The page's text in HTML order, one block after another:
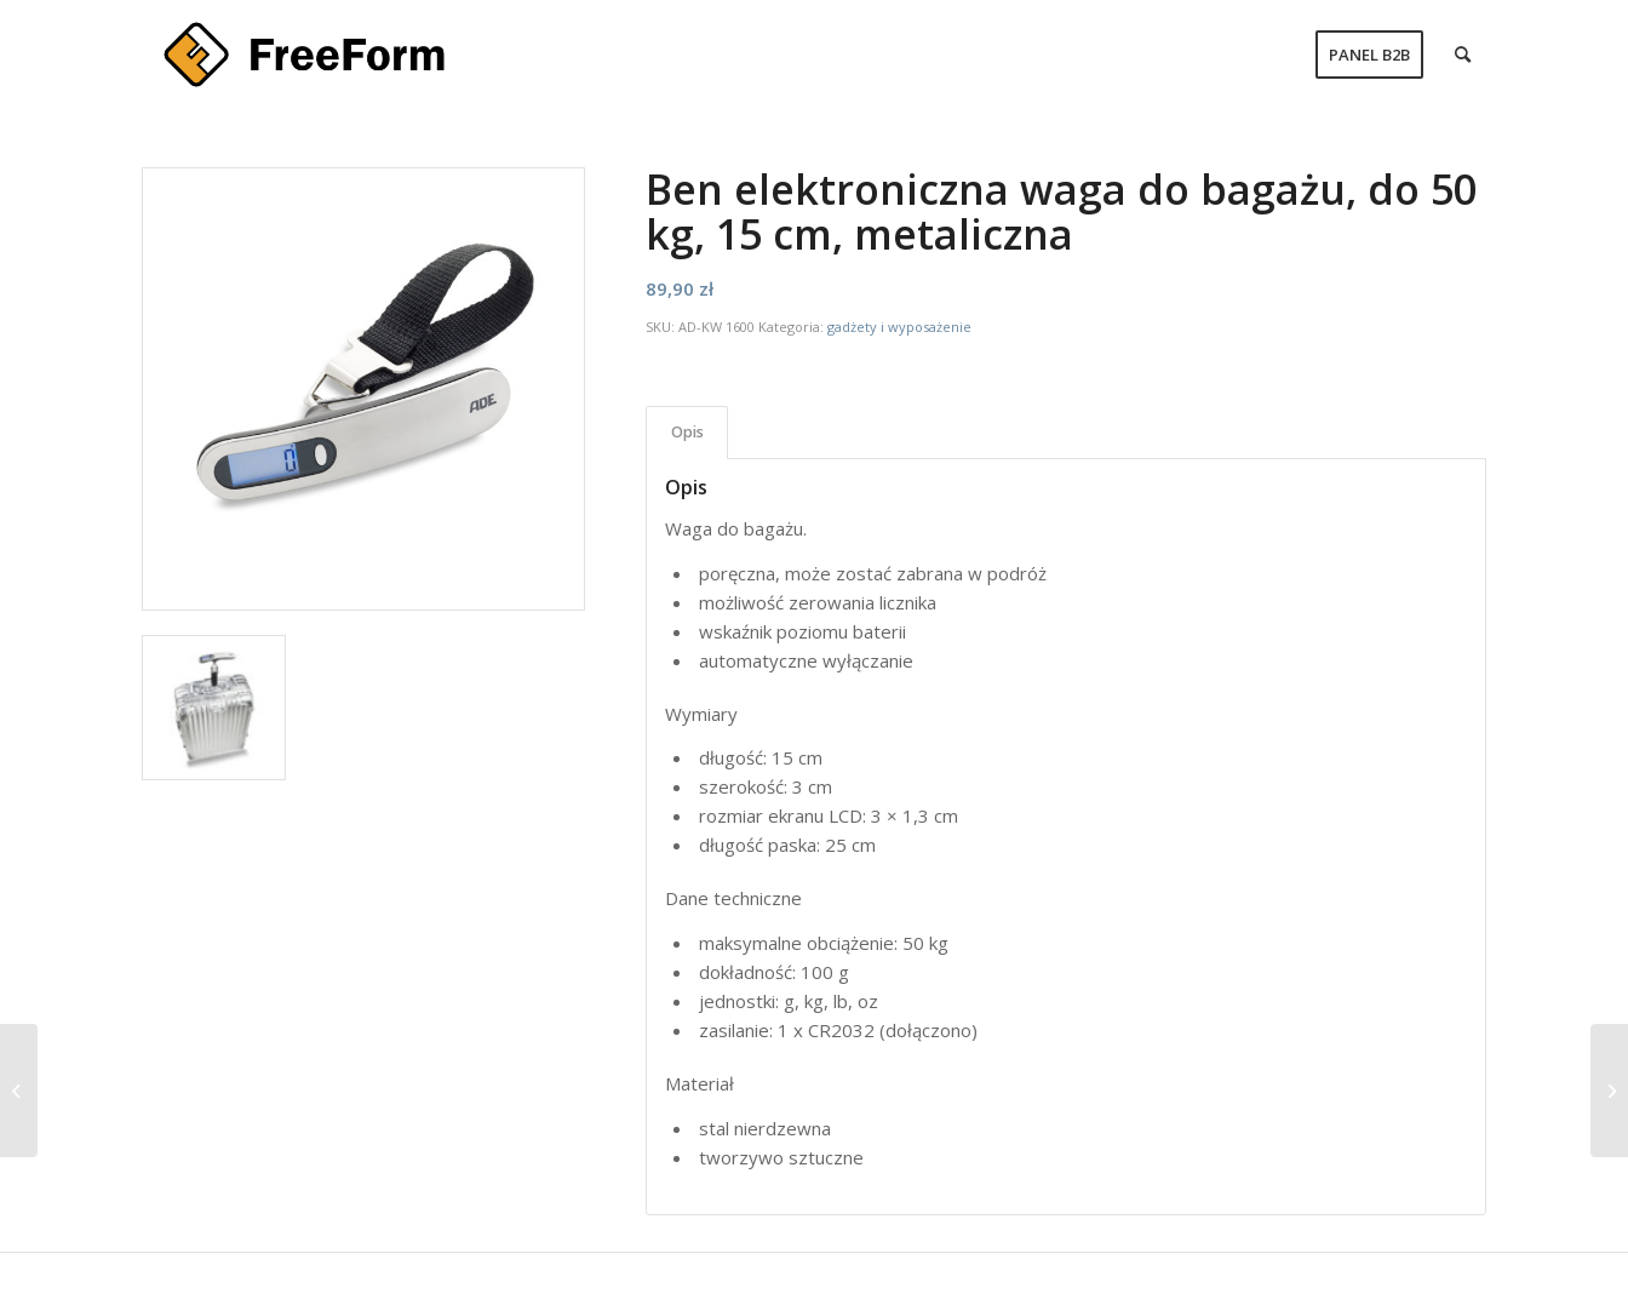
PANEL B2B
Ben elektroniczna waga do bagażu, do 50
kg, 15 cm, metaliczna
89,90 zł
SKU:AD-KW 1600 Kategoria:gadżety i wyposażenie
Opis
Opis
Waga do bagażu.
poręczna, może zostać zabrana w podróż
możliwość zerowania licznika
wskaźnik poziomu baterii
automatyczne wyłączanie
Wymiary
długość: 15 cm
szerokość: 3 cm
rozmiar ekranu LCD: 3 × 1,3 cm
długość paska: 25 cm
Dane techniczne
maksymalne obciążenie: 50 kg
dokładność: 100 g
jednostki: g, kg, lb, oz
zasilanie: 1 x CR2032 (dołączono)
Materiał
stal nierdzewna
tworzywo sztuczne